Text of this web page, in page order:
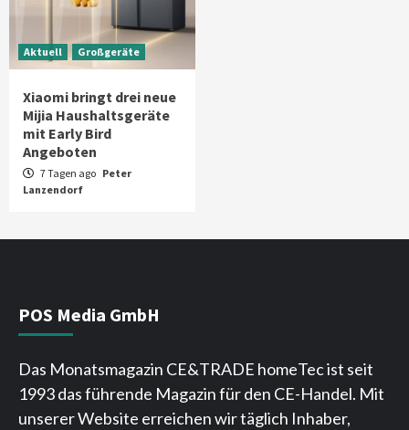
Aktuell Großgeräte
Xiaomi bringt drei neue
Mijia Haushaltsgeräte
mit Early Bird
Angeboten
7 Tagen ago Peter
Lanzendorf
POS Media GmbH
Das Monatsmagazin CE&TRADE homeTec ist seit
1993 das führende Magazin für den CE-Handel. Mit
unserer Website erreichen wir täglich Inhaber,